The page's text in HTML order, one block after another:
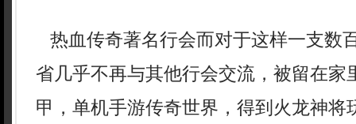
热血传奇著名行会而对于这样一支数
省几乎不再与其他行会交流，被留在家
甲，单机手游传奇世界，得到火龙神将